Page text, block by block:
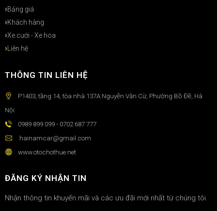
Bảng giá
Khách hàng
Xe cưới - Xe hoa
Liên hệ
THÔNG TIN LIÊN HỆ
P1403, tầng 14, tòa nhà 137A Nguyễn Văn Cừ, Phường Bồ Đề, Hà
Nội
0989 899 099 - 0702 687 777
hainamcar@gmail.com
www.otochothue.net
ĐĂNG KÝ NHẬN TIN
Nhận thông tin khuyến mãi và các ưu đãi mới nhất từ chúng tôi.